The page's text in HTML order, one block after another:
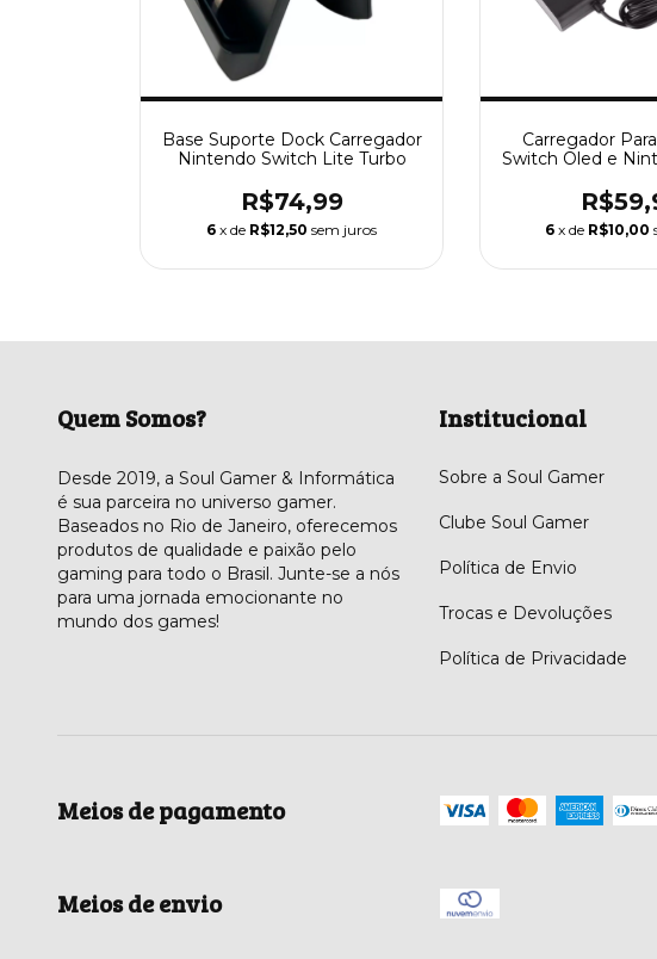
Base Suporte Dock Carregador
Nintendo Switch Lite Turbo
R$74,99
6 x de R$12,50 sem juros
Carregador
Switch Oled e
6 x de R$10,00
Quem Somos?
Desde 2019, a Soul Gamer & Informática
é sua parceira no universo gamer.
Baseados no Rio de Janeiro, oferecemos
produtos de qualidade e paixão pelo
gaming para todo o Brasil. Junte-se a nós
para uma jornada emocionante no
mundo dos games!
Institucional
Sobre a Soul Gamer
Clube Soul Gamer
Política de Envio
Trocas e Devoluções
Política de Privacidade
Meios de pagamento
Meios de envio